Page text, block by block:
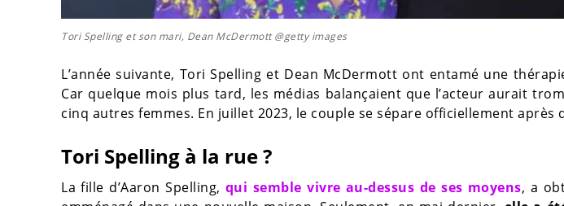
Tori Spelling et son mari, Dean McDermott @getty images
L’année suivante, Tori Spelling et Dean McDermott ont entamé une
Car quelque mois plus tard, les médias balançaient que l’acteur aurait
cinq autres femmes. En juillet 2023, le couple se sépare officiellement après
Tori Spelling à la rue ?
La fille d’Aaron Spelling, qui semble vivre au-dessus de ses moyens, a